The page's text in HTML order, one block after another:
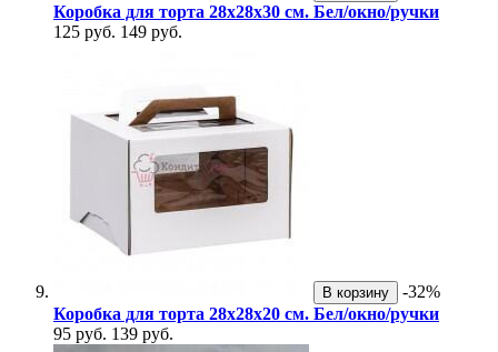
Коробка для торта 28х28х30 см. Бел/окно/ручки
125 руб. 149 руб.
В корзину
-32%
Коробка для торта 28х28х20 см. Бел/окно/ручки
95 руб. 139 руб.